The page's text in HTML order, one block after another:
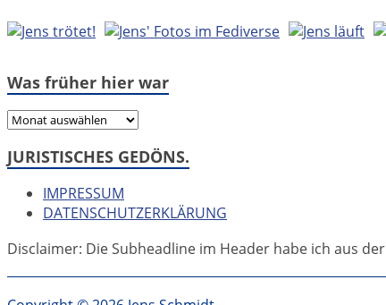
Was früher hier war
Was
hier
JURISTISCHES GEDÖNS.
IMPRESSUM
DATENSCHUTZERKLÄRUNG
Disclaimer: Die Subheadline im Header habe ich aus der